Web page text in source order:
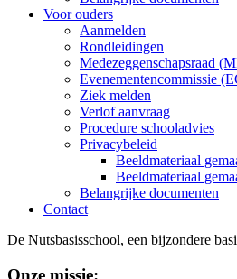
Voor ouders
Aanmelden
Rondleidingen
Medezeggenschapsraad
Evenementencommissie
Ziek melden
Verlof aanvraag
Procedure schooladvies
Privacybeleid
Beeldmateriaal
Beeldmateriaal
Belangrijke documenten
Contact
De Nutsbasisschool, een bijzondere
Onze missie: